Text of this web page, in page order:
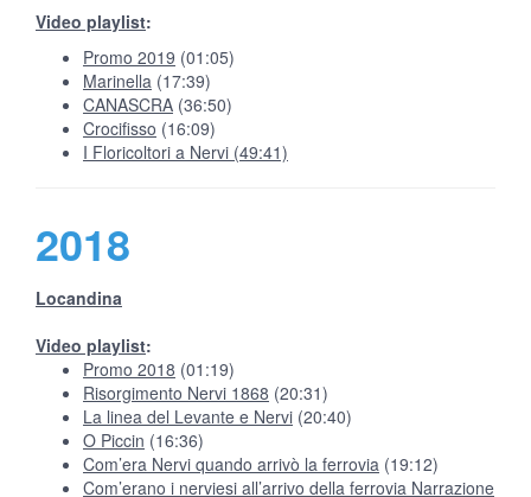
Video playlist:
Promo 2019 (01:05)
Marinella (17:39)
CANASCRA (36:50)
Crocifisso (16:09)
I Floricoltori a Nervi (49:41)
2018
Locandina
Video playlist:
Promo 2018 (01:19)
Risorgimento Nervi 1868 (20:31)
La linea del Levante e Nervi (20:40)
O Piccin (16:36)
Com’era Nervi quando arrivò la ferrovia (19:12)
Com’erano i nerviesi all’arrivo della ferrovia Narrazione